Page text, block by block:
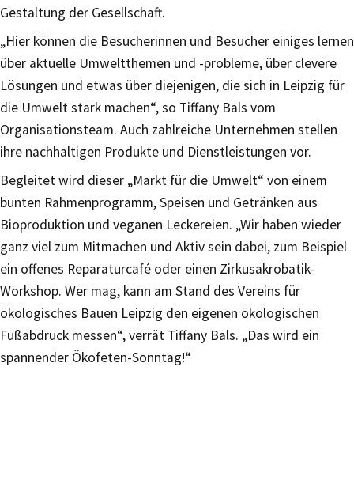
Gestaltung der Gesellschaft.
„Hier können die Besucherinnen und Besucher einiges lernen
über aktuelle Umweltthemen und -probleme, über clevere
Lösungen und etwas über diejenigen, die sich in Leipzig für
die Umwelt stark machen“, so Tiffany Bals vom
Organisationsteam. Auch zahlreiche Unternehmen stellen
ihre nachhaltigen Produkte und Dienstleistungen vor.
Begleitet wird dieser „Markt für die Umwelt“ von einem
bunten Rahmenprogramm, Speisen und Getränken aus
Bioproduktion und veganen Leckereien. „Wir haben wieder
ganz viel zum Mitmachen und Aktiv sein dabei, zum Beispiel
ein offenes Reparaturcafé oder einen Zirkusakrobatik-
Workshop. Wer mag, kann am Stand des Vereins für
ökologisches Bauen Leipzig den eigenen ökologischen
Fußabdruck messen“, verrät Tiffany Bals. „Das wird ein
spannender Ökofeten-Sonntag!“